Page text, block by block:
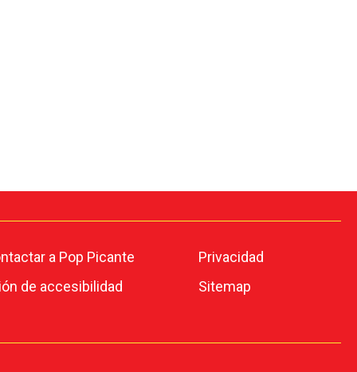
a Pop Picante
Privacidad
de accesibilidad
Sitemap